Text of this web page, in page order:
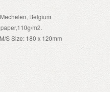
Belgium
m2.
S Size: 180 x 120mm